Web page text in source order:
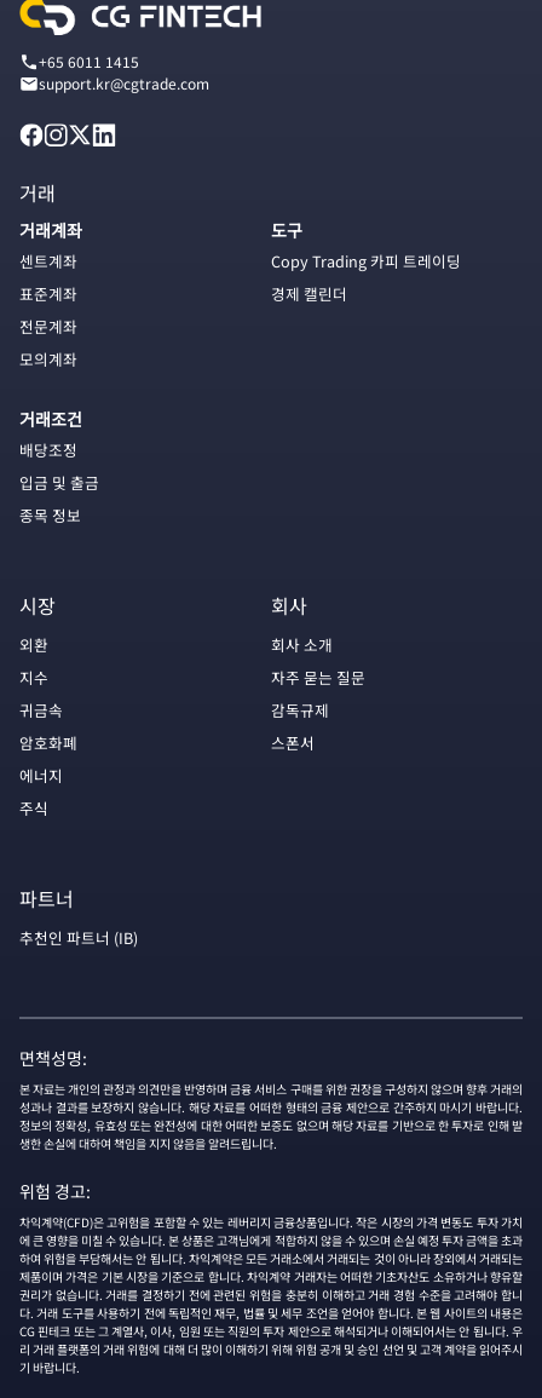
+65 6011 1415
support.kr@cgtrade.com
거래
거래계좌
센트계좌
표준계좌
전문계좌
모의계좌
거래조건
배당조정
입금 및 출금
종목 정보
도구
Copy Trading 카피 트레이딩
경제 캘린더
시장
외환
지수
귀금속
암호화폐
에너지
주식
회사
회사 소개
자주 묻는 질문
감독규제
스폰서
파트너
추천인 파트너 (IB)
면책성명:
본 자료는 개인의 관정과 의견만을 반영하며 금융 서비스 구매를 위한 권장을 구성하지 않으며 향후 거래의
성과나 결과를 보장하지 않습니다. 해당 자료를 어떠한 형태의 금융 제안으로 간주하지 마시기 바랍니다.
정보의 정확성, 유효성 또는 완전성에 대한 어떠한 보증도 없으며 해당 자료를 기반으로 한 투자로 인해 발
생한 손실에 대하여 책임을 지지 않음을 알려드립니다.
위험 경고:
차익계약(CFD)은 고위험을 포함할 수 있는 레버리지 금융상품입니다. 작은 시장의 가격 변동도 투자 가치
에 큰 영향을 미칠 수 있습니다. 본 상품은 고객님에게 적합하지 않을 수 있으며 손실 예정 투자 금액을 초과
하여 위험을 부담해서는 안 됩니다. 차익계약은 모든 거래소에서 거래되는 것이 아니라 장외에서 거래되는
제품이며 가격은 기본 시장을 기준으로 합니다. 차익계약 거래자는 어떠한 기초자산도 소유하거나 향유할
권리가 없습니다. 거래를 결정하기 전에 관련된 위험을 충분히 이해하고 거래 경험 수준을 고려해야 합니
다. 거래 도구를 사용하기 전에 독립적인 재무, 법률 및 세무 조언을 얻어야 합니다. 본 웹 사이트의 내용은
CG 핀테크 또는 그 계열사, 이사, 임원 또는 직원의 투자 제안으로 해석되거나 이해되어서는 안 됩니다. 우
리 거래 플랫폼의 거래 위험에 대해 더 많이 이해하기 위해 위험 공개 및 승인 선언 및 고객 계약을 읽어주시
기 바랍니다.